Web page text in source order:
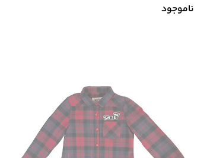
Jeanswest
ناموجود